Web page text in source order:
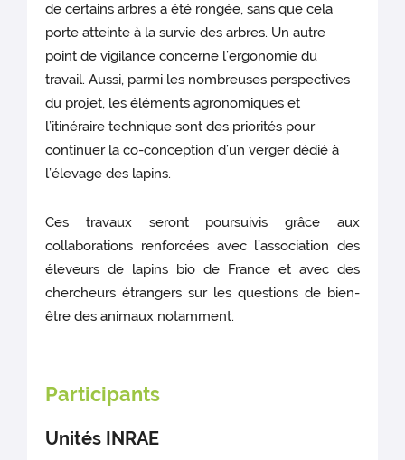
de certains arbres a été rongée, sans que cela
porte atteinte à la survie des arbres. Un autre
point de vigilance concerne l’ergonomie du
travail. Aussi, parmi les nombreuses perspectives
du projet, les éléments agronomiques et
l’itinéraire technique sont des priorités pour
continuer la co-conception d’un verger dédié à
l’élevage des lapins.
Ces travaux seront poursuivis grâce aux
collaborations renforcées avec l’association des
éleveurs de lapins bio de France et avec des
chercheurs étrangers sur les questions de bien-
être des animaux notamment.
Participants
Unités INRAE